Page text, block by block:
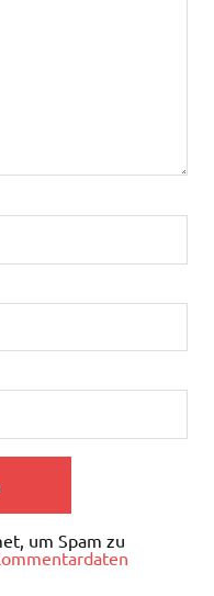
um Spam zu